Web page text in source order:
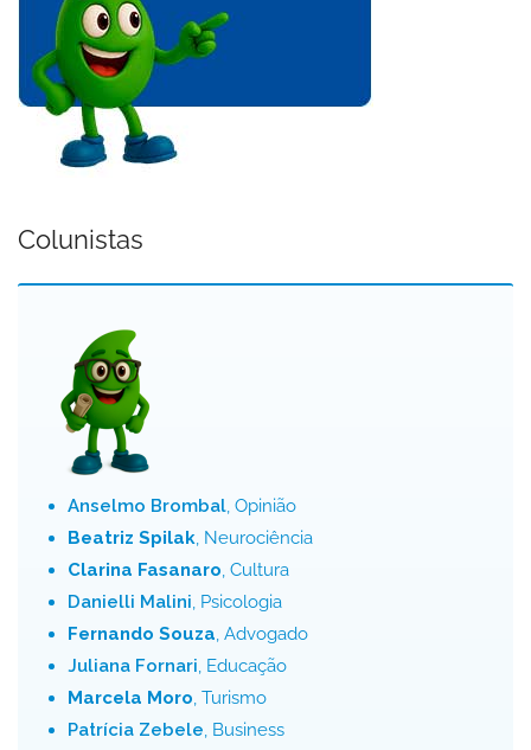
Colunistas
Anselmo Brombal, Opinião
Beatriz Spilak, Neurociência
Clarina Fasanaro, Cultura
Danielli Malini, Psicologia
Fernando Souza, Advogado
Juliana Fornari, Educação
Marcela Moro, Turismo
Patrícia Zebele, Business